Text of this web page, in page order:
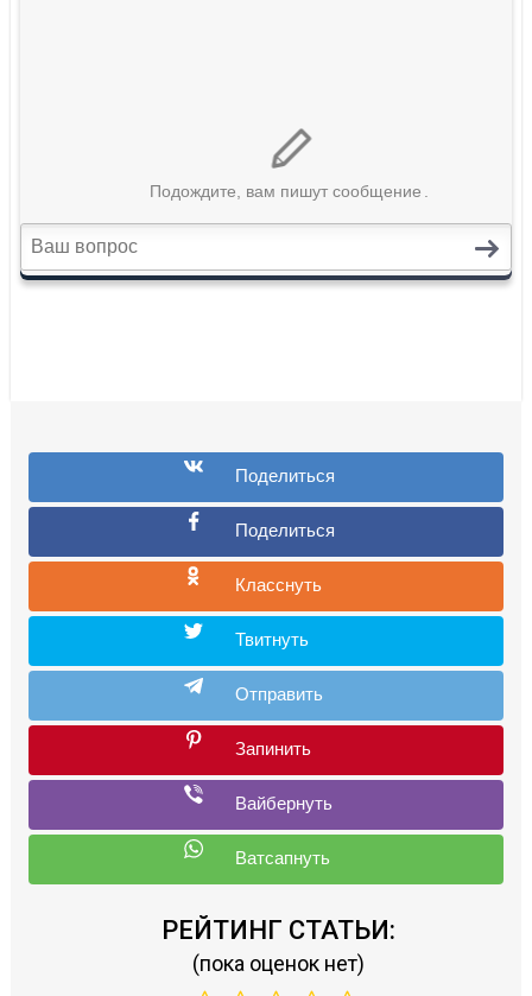
РЕЙТИНГ СТАТЬИ:
(пока оценок нет)